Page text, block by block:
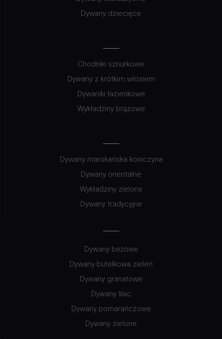
Dywany dziecięce
Chodniki sznurkowe
Dywany z krótkim włosiem
Dywaniki łazienkowe
Wykładziny brązowe
Dywany marokańska koniczyna
Dywany orientalne
Wykładziny zielone
Dywany tradycyjne
Dywany beżowe
Dywany butelkowa zieleń
Dywany granatowe
Dywany lilac
Dywany pomarańczowe
Dywany zielone